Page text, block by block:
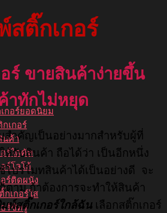
กอร์ยอดนิยม
เกอร์
นค้า
ร์ไดคัท
ร์โลโก้
อร์ติดผนัง
เกอร์ใส
ร์ซีทรู
สติ๊กเกอร์
ร์ ขายสินค้าง่ายขึ้น
าทักไม่หยุด
สำคัญเป็นอย่างมากสำหรับผู้ที่
ห้กับสินค้า ถือได้ว่า เป็นอีกหนึ่ง
โปรโมทสินค้าได้เป็นอย่างดี จะ
ตาม ถ้าต้องการจะทำให้สินค้า
พ์สติ๊กเกอร์ใกล้ฉัน เลือกสติ๊กเกอร์